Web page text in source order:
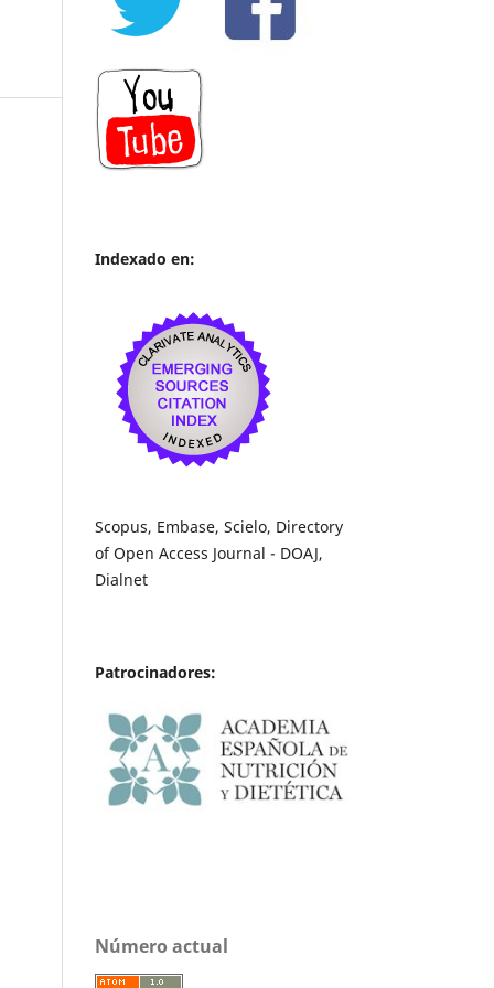
Indexado en:
Scopus, Embase, Scielo, Directory
of Open Access Journal - DOAJ,
Dialnet
Patrocinadores:
Número actual